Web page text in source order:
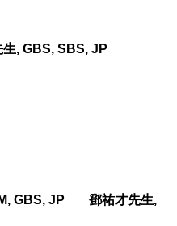
生, GBS, SBS, JP
GBS, JP
鄧祐才先生,